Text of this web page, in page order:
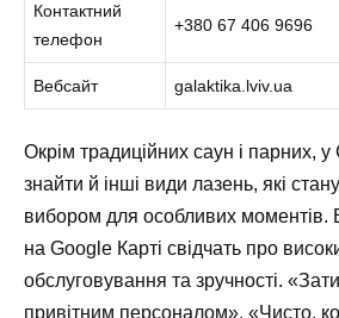
Контактний
телефон
+380 67 406 9696
Вебсайт galaktika.lviv.ua
Окрім традиційних саун і парних,
знайти й інші види лазень, які
вибором для особливих моментів.
на Google Карті свідчать про
обслуговування та зручності.
привітним персоналом», «Чисто,